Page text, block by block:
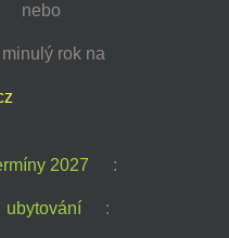
nebo
minulý rok na
2027 :
ubytování :